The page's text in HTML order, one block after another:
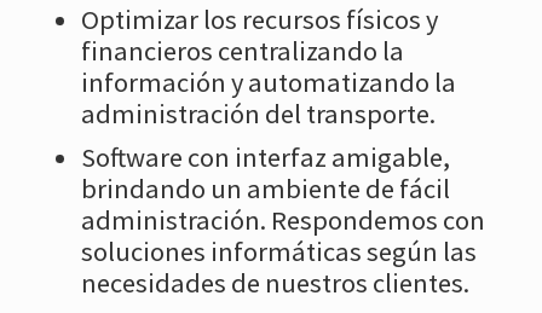
Optimizar los recursos físicos y
financieros centralizando la
información y automatizando la
administración del transporte.
Software con interfaz amigable,
brindando un ambiente de fácil
administración. Respondemos con
soluciones informáticas según las
necesidades de nuestros clientes.